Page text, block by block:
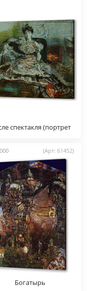
спектакля (портрет
(Арт: 61452)
Богатырь